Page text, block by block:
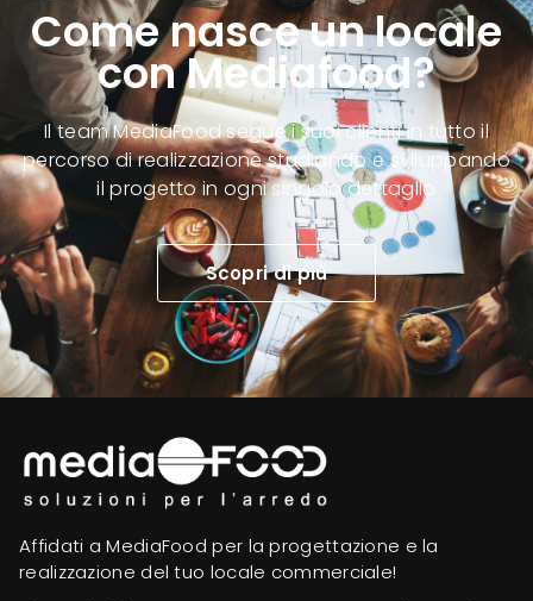
Come nasce un locale
con Mediafood?
Il team MediaFood segue i suoi clienti in tutto il
percorso di realizzazione studiando e sviluppando
il progetto in ogni singolo dettaglio
Scopri di più
Affidati a MediaFood per la progettazione e la
realizzazione del tuo locale commerciale!